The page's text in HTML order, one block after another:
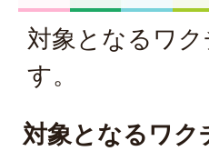
対象となるワ
す。
対象となるワク